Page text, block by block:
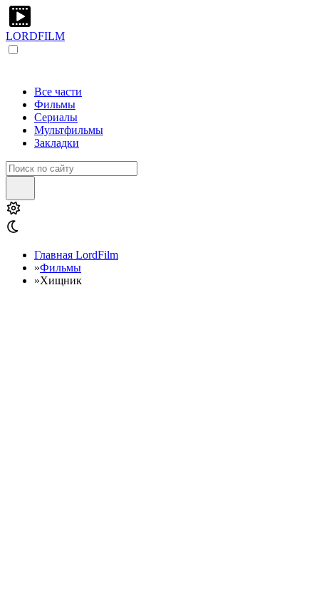
LORDFILM
Все части
Фильмы
Сериалы
Мультфильмы
Закладки
Главная LordFilm
»Фильмы
»Хищник